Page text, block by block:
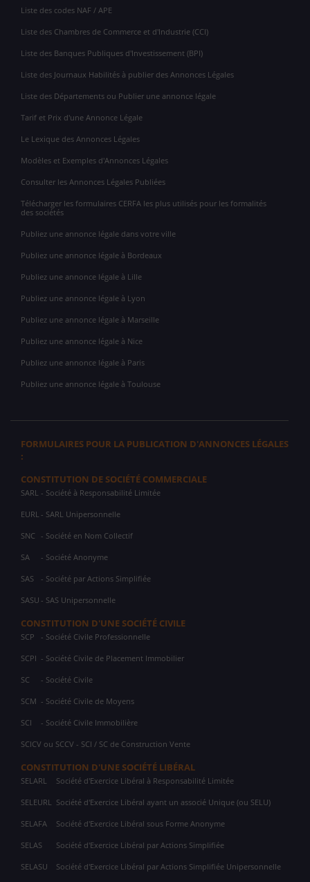
Liste des codes NAF / APE
Liste des Chambres de Commerce et d'Industrie (CCI)
Liste des Banques Publiques d'Investissement (BPI)
Liste des Journaux Habilités à publier des Annonces Légales
Liste des Départements ou Publier une annonce légale
Tarif et Prix d'une Annonce Légale
Le Lexique des Annonces Légales
Modèles et Exemples d'Annonces Légales
Consulter les Annonces Légales Publiées
Télécharger les formulaires CERFA les plus utilisés pour les formalités
des sociétés
Publiez une annonce légale dans votre ville
Publiez une annonce légale à Bordeaux
Publiez une annonce légale à Lille
Publiez une annonce légale à Lyon
Publiez une annonce légale à Marseille
Publiez une annonce légale à Nice
Publiez une annonce légale à Paris
Publiez une annonce légale à Toulouse
FORMULAIRES POUR LA PUBLICATION D'ANNONCES LÉGALES
:
CONSTITUTION DE SOCIÉTÉ COMMERCIALE
SARL - Société à Responsabilité Limitée
EURL - SARL Unipersonnelle
SNC - Société en Nom Collectif
SA - Société Anonyme
SAS - Société par Actions Simplifiée
SASU - SAS Unipersonnelle
CONSTITUTION D'UNE SOCIÉTÉ CIVILE
SCP - Société Civile Professionnelle
SCPI - Société Civile de Placement Immobilier
SC - Société Civile
SCM - Société Civile de Moyens
SCI - Société Civile Immobilière
SCICV ou SCCV - SCI / SC de Construction Vente
CONSTITUTION D'UNE SOCIÉTÉ LIBÉRAL
SELARL Société d'Exercice Libéral à Responsabilité Limitée
SELEURL Société d'Exercice Libéral ayant un associé Unique (ou SELU)
SELAFA Société d'Exercice Libéral sous Forme Anonyme
SELAS Société d'Exercice Libéral par Actions Simplifiée
SELASU Société d'Exercice Libéral par Actions Simplifiée Unipersonnelle